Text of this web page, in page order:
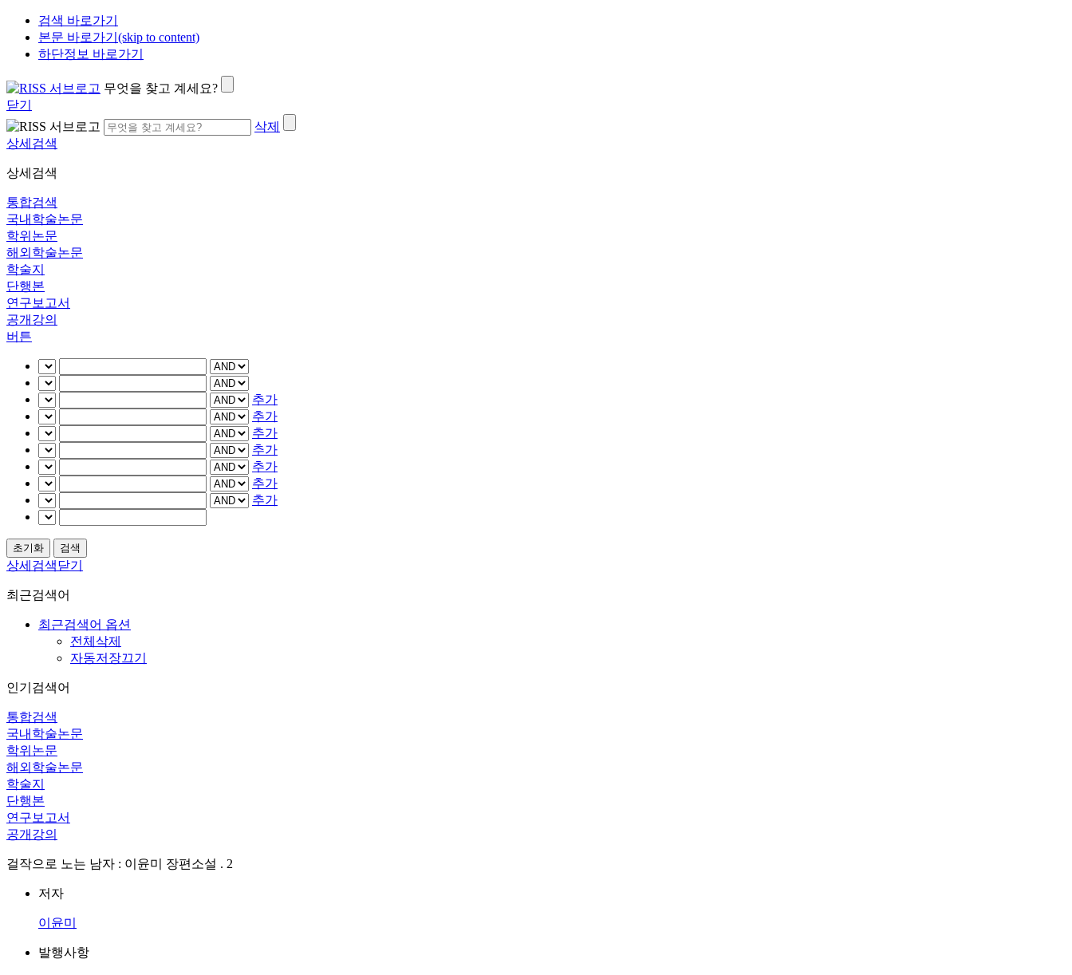
검색 바로가기
본문 바로가기(skip to content)
하단정보 바로가기
무엇을 찾고 계세요?
닫기
삭제
상세검색
상세검색
통합검색
국내학술논문
학위논문
해외학술논문
학술지
단행본
연구보고서
공개강의
버튼
추가
추가
추가
추가
추가
추가
추가
상세검색닫기
최근검색어
최근검색어 옵션
전체삭제
자동저장끄기
인기검색어
통합검색
국내학술논문
학위논문
해외학술논문
학술지
단행본
연구보고서
공개강의
걸작으로 노는 남자 : 이윤미 장편소설 . 2
저자
이윤미
발행사항